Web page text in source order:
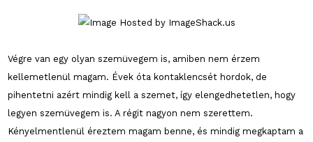
Végre van egy olyan szemüvegem is, amiben nem érzem
kellemetlenül magam. Évek óta kontaklencsét hordok, de
pihentetni azért mindig kell a szemet, így elengedhetetlen, hogy
legyen szemüvegem is. A régit nagyon nem szerettem.
Kényelmentlenül éreztem magam benne, és mindig megkaptam a